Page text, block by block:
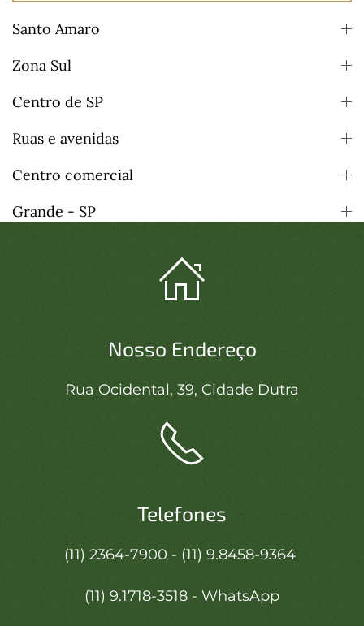
Santo Amaro
Zona Sul
Centro de SP
Ruas e avenidas
Centro comercial
Grande - SP
Nosso Endereço
Rua Ocidental, 39, Cidade Dutra
Telefones
(11) 2364-7900 - (11) 9.8458-9364
(11) 9.1718-3518 - WhatsApp